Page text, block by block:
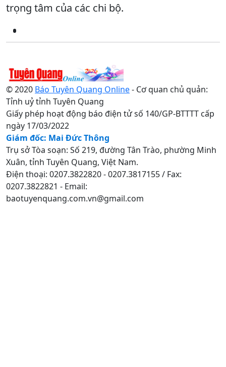
trọng tâm của các chi bộ.
© 2020 Báo Tuyên Quang Online- Cơ quan chủ quản:
Tỉnh uỷ tỉnh Tuyên Quang
Giấy phép hoạt động báo điện tử số 140/GP-BTTTT cấp
ngày 17/03/2022
Giám đốc: Mai Đức Thông
Trụ sở Tòa soạn: Số 219, đường Tân Trào, phường Minh
Xuân, tỉnh Tuyên Quang, Việt Nam.
Điện thoại: 0207.3822820 - 0207.3817155 / Fax:
0207.3822821 - Email:
baotuyenquang.com.vn@gmail.com